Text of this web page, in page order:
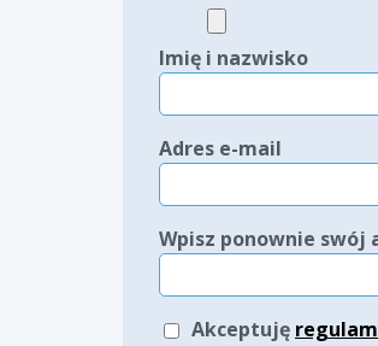
Imię i nazwisko
Adres e-mail
Wpisz ponownie swój
Akceptuję